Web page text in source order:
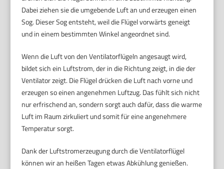
Dabei ziehen sie die umgebende Luft an und erzeugen einen
Sog. Dieser Sog entsteht, weil die Flügel vorwärts geneigt
und in einem bestimmten Winkel angeordnet sind.
Wenn die Luft von den Ventilatorflügeln angesaugt wird,
bildet sich ein Luftstrom, der in die Richtung zeigt, in die der
Ventilator zeigt. Die Flügel drücken die Luft nach vorne und
erzeugen so einen angenehmen Luftzug. Das fühlt sich nicht
nur erfrischend an, sondern sorgt auch dafür, dass die warme
Luft im Raum zirkuliert und somit für eine angenehmere
Temperatur sorgt.
Dank der Luftstromerzeugung durch die Ventilatorflügel
können wir an heißen Tagen etwas Abkühlung genießen.